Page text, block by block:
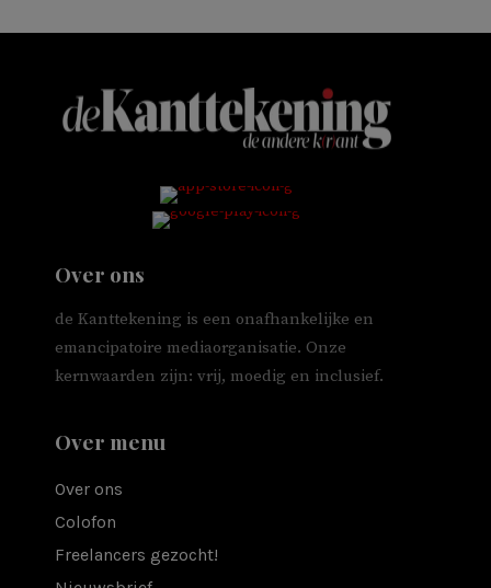
Over ons
de Kanttekening is een onafhankelijke en
emancipatoire mediaorganisatie. Onze
kernwaarden zijn: vrij, moedig en inclusief.
Over menu
Over ons
Colofon
Freelancers gezocht!